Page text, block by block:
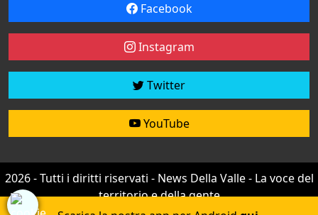
Facebook
Instagram
Twitter
YouTube
2026 - Tutti i diritti riservati - News Della Valle - La voce del
territorio e della gente